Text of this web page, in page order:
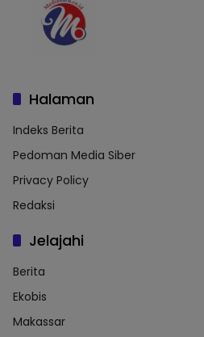
Halaman
Indeks Berita
Pedoman Media Siber
Privacy Policy
Redaksi
Jelajahi
Berita
Ekobis
Makassar